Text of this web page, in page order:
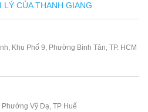
LÝ CỦA THANH GIANG
Khu Phố 9, Phường Bình Tân, TP. HCM
Vỹ Dạ, TP Huế